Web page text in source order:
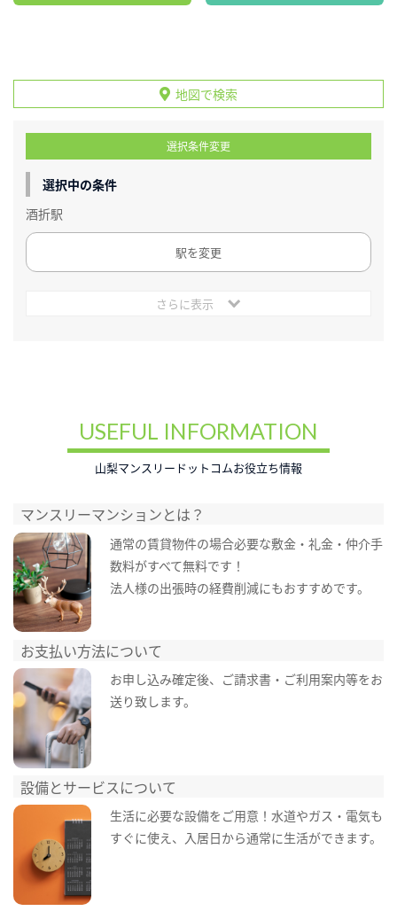
地図で検索
選択条件変更
選択中の条件
酒折駅
駅を変更
さらに表示
USEFUL INFORMATION
山梨マンスリードットコムお役立ち情報
マンスリーマンションとは？
通常の賃貸物件の場合必要な敷金・礼金・仲介手
数料がすべて無料です！
法人様の出張時の経費削減にもおすすめです。
お支払い方法について
お申し込み確定後、ご請求書・ご利用案内等をお
送り致します。
設備とサービスについて
生活に必要な設備をご用意！水道やガス・電気も
すぐに使え、入居日から通常に生活ができます。